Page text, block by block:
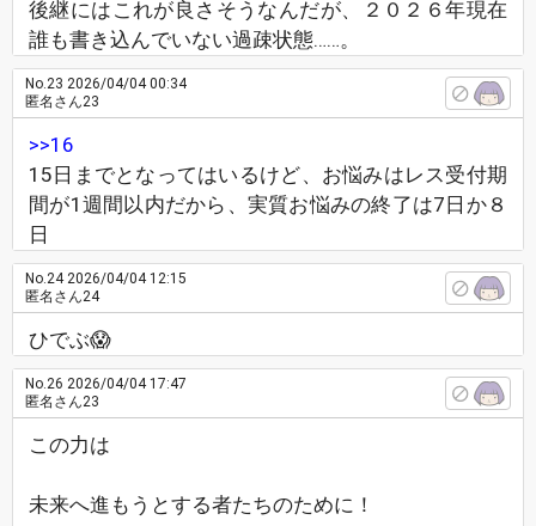
後継にはこれが良さそうなんだが、２０２６年現在
誰も書き込んでいない過疎状態……。
No.23 2026/04/04 00:34
匿名さん23
>>16
15日までとなってはいるけど、お悩みはレス受付期
間が1週間以内だから、実質お悩みの終了は7日か８
日
No.242026/04/04 12:15
匿名さん24
ひでぶ😱
No.26 2026/04/04 17:47
匿名さん23
この力は
未来へ進もうとする者たちのために！